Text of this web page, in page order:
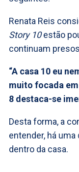
Renata Reis
Story 10estão
continuam
“A casa 10 eu
muito focada
8 destaca-se
Desta forma, a
entender, há
dentro da casa.